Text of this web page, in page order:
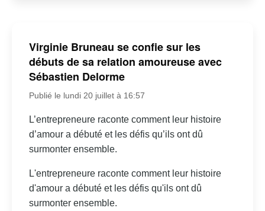
Virginie Bruneau se confie sur les
débuts de sa relation amoureuse avec
Sébastien Delorme
Publié le lundi 20 juillet à 16:57
L’entrepreneure raconte comment leur histoire
d’amour a débuté et les défis qu’ils ont dû
surmonter ensemble.
L'entrepreneure raconte comment leur histoire
d'amour a débuté et les défis qu'ils ont dû
surmonter ensemble.